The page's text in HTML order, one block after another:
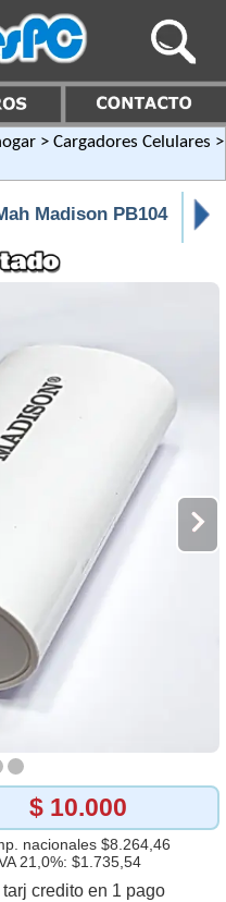
> Cargadores Celulares >
Madison PB104
$ 10.000
nacionales $8.264,46
21,0%: $1.735,54
credito en 1 pago